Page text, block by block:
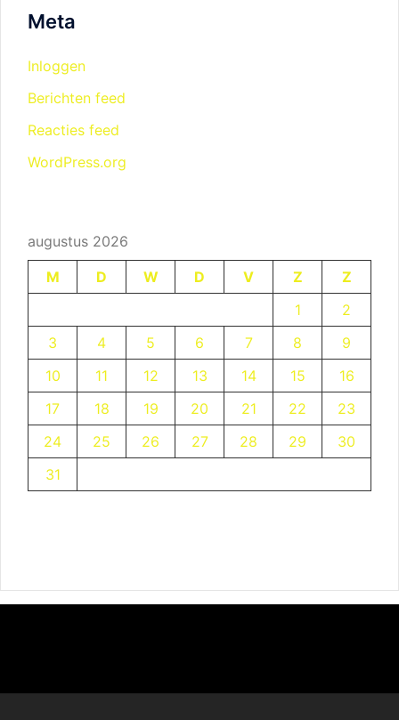
Meta
Inloggen
Berichten feed
Reacties feed
WordPress.org
augustus 2026
M
D W D V Z
Z
1
2
3
4 5 6 7 8
9
10
11 12 13 14 15
16
17
18 19 20 21 22
23
24
25 26 27 28 29
30
31